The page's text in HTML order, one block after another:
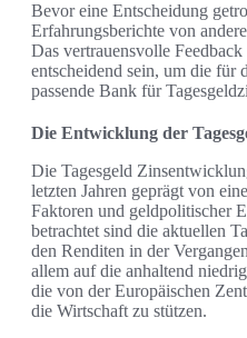
Bevor eine Entscheidung
Erfahrungsberichte von
Das vertrauensvolle
entscheidend sein, um die für
passende Bank für
Die Entwicklung der
Die Tagesgeld
letzten Jahren geprägt von
Faktoren und geldpolitischer
betrachtet sind die aktuellen
den Renditen in der
allem auf die anhaltend
die von der Europäischen
die Wirtschaft zu stützen.